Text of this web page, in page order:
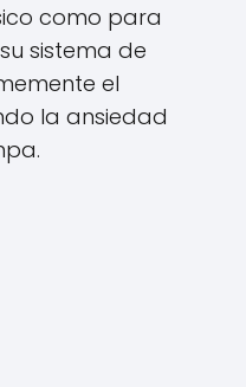
como para
sistema de
el
la ansiedad